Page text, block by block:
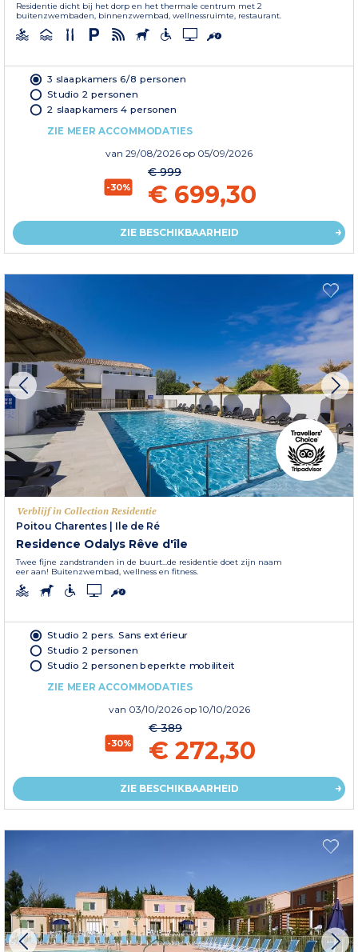
Residentie dicht bij het dorp en het thermale centrum met 2
buitenzwembaden, binnenzwembad, wellnessruimte, restaurant.
3 slaapkamers 6/8 personen
Studio 2 personen
2 slaapkamers 4 personen
ZIE MEER ACCOMMODATIES
van 29/08/2026 op 05/09/2026
-30%
€ 999
€ 699,30
ZIE BESCHIKBAARHEID
Verblijf in Collection Residentie
Poitou Charentes
Ile de Ré
Residence Odalys Rêve d'île
Twee fijne zandstranden in de buurt...de residentie doet zijn naam
eer aan! Buitenzwembad, wellness en fitness.
Studio 2 pers. Sans extérieur
Studio 2 personen
Studio 2 personen beperkte mobiliteit
ZIE MEER ACCOMMODATIES
van 03/10/2026 op 10/10/2026
-30%
€ 389
€ 272,30
ZIE BESCHIKBAARHEID